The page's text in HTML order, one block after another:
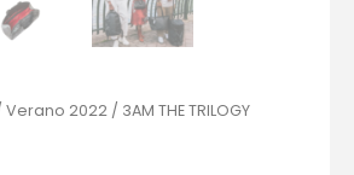
Verano 2022 / 3AM THE TRILOGY